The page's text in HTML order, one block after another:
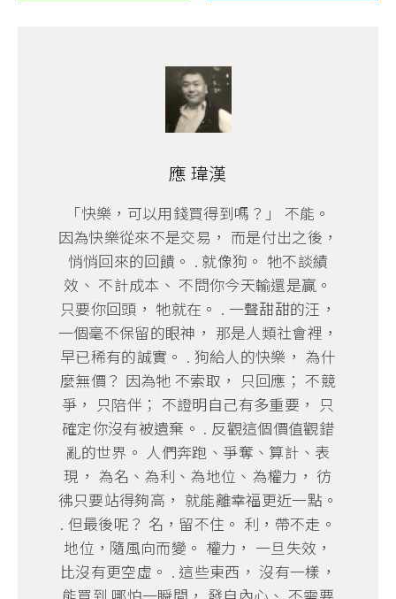
應 瑋漢
「快樂，可以用錢買得到嗎？」 不能。
因為快樂從來不是交易， 而是付出之後，
悄悄回來的回饋。 . 就像狗。 牠不談績
效、 不計成本、 不問你今天輸還是贏。
只要你回頭， 牠就在。 . 一聲甜甜的汪，
一個毫不保留的眼神， 那是人類社會裡，
早已稀有的誠實。 . 狗給人的快樂， 為什
麼無價？ 因為牠 不索取， 只回應； 不競
爭， 只陪伴； 不證明自己有多重要， 只
確定你沒有被遺棄。 . 反觀這個價值觀錯
亂的世界。 人們奔跑、爭奪、算計、表
現， 為名、為利、為地位、為權力， 彷
彿只要站得夠高， 就能離幸福更近一點。
. 但最後呢？ 名，留不住。 利，帶不走。
地位，隨風向而變。 權力， 一旦失效，
比沒有更空虛。 . 這些東西， 沒有一樣，